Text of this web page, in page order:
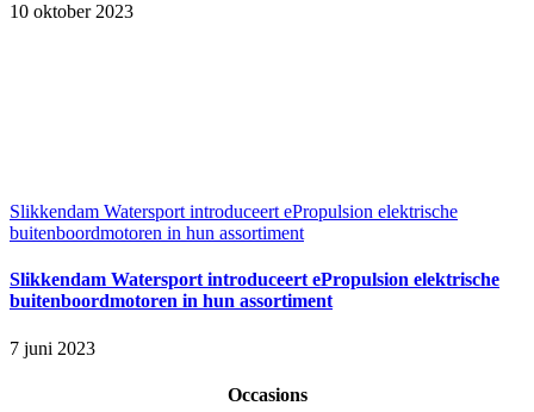
10 oktober 2023
Slikkendam Watersport introduceert ePropulsion elektrische
buitenboordmotoren in hun assortiment
Slikkendam Watersport introduceert ePropulsion elektrische
buitenboordmotoren in hun assortiment
7 juni 2023
Occasions